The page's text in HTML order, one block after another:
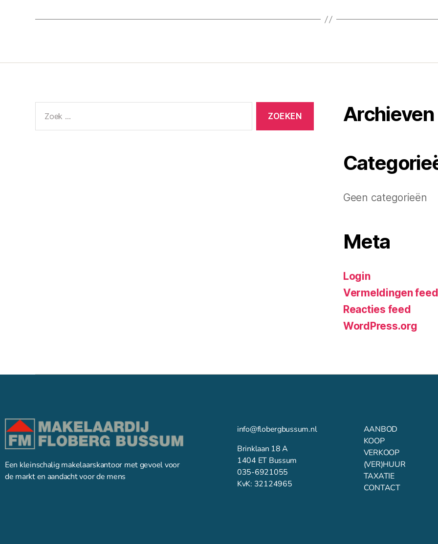
Archieven
Geen categorieën
Meta
Login
Vermeldingen feed
Reacties feed
WordPress.org
Een kleinschalig makelaarskantoor met gevoel voor
de markt en aandacht voor de mens
info@flobergbussum.nl
Brinklaan 18 A
1404 ET Bussum
035-6921055
KvK: 32124965
AANBOD
KOOP
VERKOOP
(VER)HUUR
TAXATIE
CONTACT